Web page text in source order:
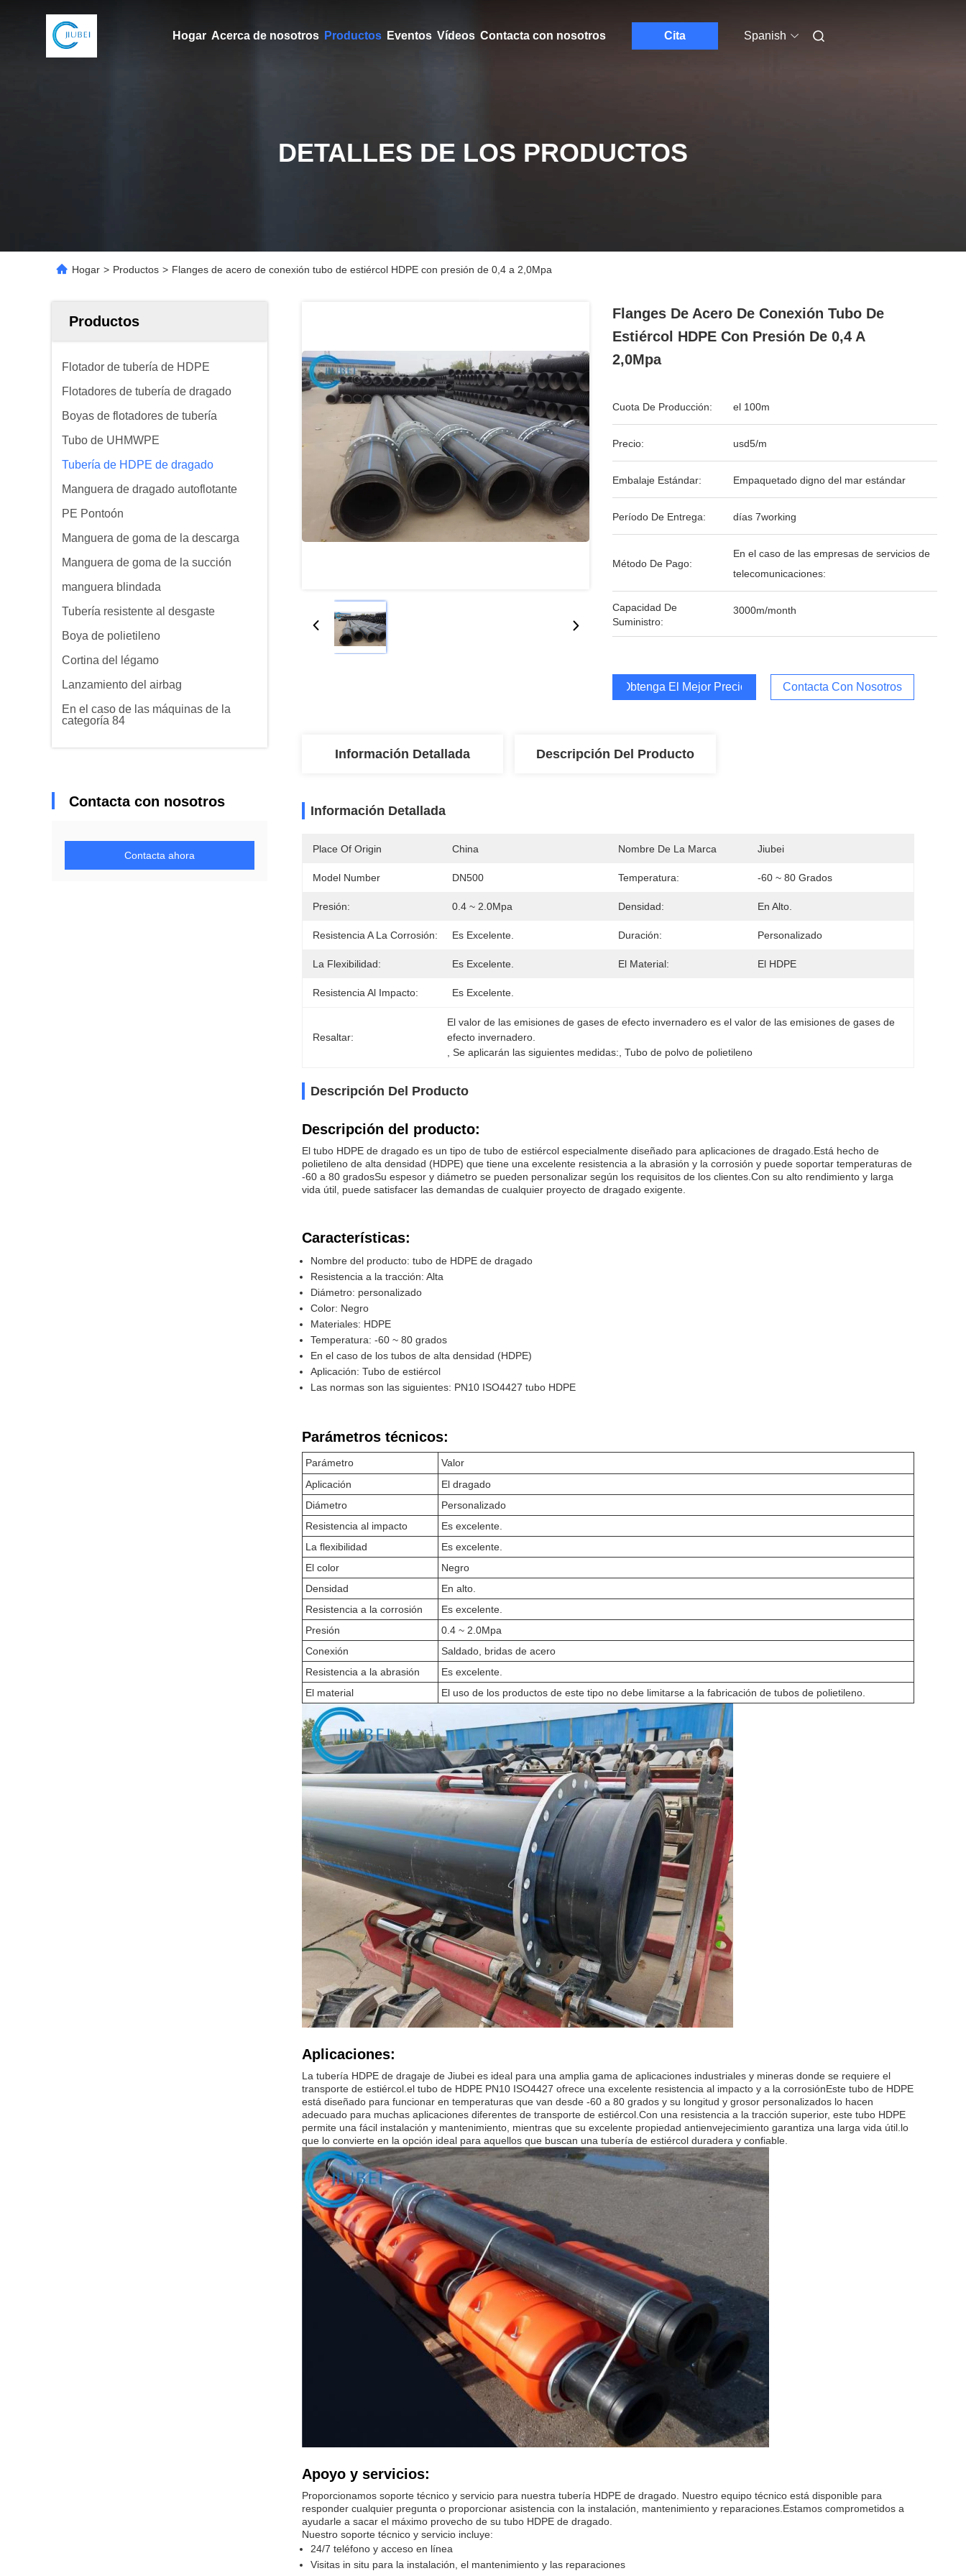
Hogar Acerca de nosotros Productos Eventos Vídeos Contacta con nosotros Cita Spanish
DETALLES DE LOS PRODUCTOS
Hogar > Productos > Flanges de acero de conexión tubo de estiércol HDPE con presión de 0,4 a 2,0Mpa
Productos
Flotador de tubería de HDPE
Flotadores de tubería de dragado
Boyas de flotadores de tubería
Tubo de UHMWPE
Tubería de HDPE de dragado
Manguera de dragado autoflotante
PE Pontoón
Manguera de goma de la descarga
Manguera de goma de la succión
manguera blindada
Tubería resistente al desgaste
Boya de polietileno
Cortina del légamo
Lanzamiento del airbag
En el caso de las máquinas de la
categoría 84
Contacta con nosotros
Contacta ahora
Flanges De Acero De Conexión Tubo De
Estiércol HDPE Con Presión De 0,4 A
2,0Mpa
Cuota De Producción: el 100m
Precio: usd5/m
Embalaje Estándar: Empaquetado digno del mar estándar
Período De Entrega: días 7working
Método De Pago:
En el caso de las empresas de servicios de
telecomunicaciones:
Capacidad De
Suministro:
3000m/month
Obtenga El Mejor Precio Contacta Con Nosotros
Información Detallada Descripción Del Producto
Información Detallada
Place Of Origin China Nombre De La Marca Jiubei
Model Number DN500 Temperatura: -60 ~ 80 Grados
Presión: 0.4 ~ 2.0Mpa Densidad: En Alto.
Resistencia A La Corrosión: Es Excelente. Duración: Personalizado
La Flexibilidad: Es Excelente. El Material: El HDPE
Resistencia Al Impacto: Es Excelente.
Resaltar:
El valor de las emisiones de gases de efecto invernadero es el valor de las emisiones de gases de
efecto invernadero.
, Se aplicarán las siguientes medidas: , Tubo de polvo de polietileno
Descripción Del Producto
Descripción del producto:
El tubo HDPE de dragado es un tipo de tubo de estiércol especialmente diseñado para aplicaciones de dragado.Está hecho de
polietileno de alta densidad (HDPE) que tiene una excelente resistencia a la abrasión y la corrosión y puede soportar temperaturas de
-60 a 80 gradosSu espesor y diámetro se pueden personalizar según los requisitos de los clientes.Con su alto rendimiento y larga
vida útil, puede satisfacer las demandas de cualquier proyecto de dragado exigente.
Características:
Nombre del producto: tubo de HDPE de dragado
Resistencia a la tracción: Alta
Diámetro: personalizado
Color: Negro
Materiales: HDPE
Temperatura: -60 ~ 80 grados
En el caso de los tubos de alta densidad (HDPE)
Aplicación: Tubo de estiércol
Las normas son las siguientes: PN10 ISO4427 tubo HDPE
Parámetros técnicos:
Parámetro
Valor
Aplicación
El dragado
Diámetro
Personalizado
Resistencia al impacto
Es excelente.
La flexibilidad
Es excelente.
El color
Negro
Densidad
En alto.
Resistencia a la corrosión
Es excelente.
Presión
0.4 ~ 2.0Mpa
Conexión
Saldado, bridas de acero
Resistencia a la abrasión
Es excelente.
El material
El uso de los productos de este tipo no debe limitarse a la fabricación de tubos de polietileno.
Aplicaciones:
La tubería HDPE de dragaje de Jiubei es ideal para una amplia gama de aplicaciones industriales y mineras donde se requiere el
transporte de estiércol.el tubo de HDPE PN10 ISO4427 ofrece una excelente resistencia al impacto y a la corrosiónEste tubo de HDPE
está diseñado para funcionar en temperaturas que van desde -60 a 80 grados y su longitud y grosor personalizados lo hacen
adecuado para muchas aplicaciones diferentes de transporte de estiércol.Con una resistencia a la tracción superior, este tubo HDPE
permite una fácil instalación y mantenimiento, mientras que su excelente propiedad antienvejecimiento garantiza una larga vida útil.lo
que lo convierte en la opción ideal para aquellos que buscan una tubería de estiércol duradera y confiable.
Apoyo y servicios:
Proporcionamos soporte técnico y servicio para nuestra tubería HDPE de dragado. Nuestro equipo técnico está disponible para
responder cualquier pregunta o proporcionar asistencia con la instalación, mantenimiento y reparaciones.Estamos comprometidos a
ayudarle a sacar el máximo provecho de su tubo HDPE de dragado.
Nuestro soporte técnico y servicio incluye:
24/7 teléfono y acceso en línea
Visitas in situ para la instalación, el mantenimiento y las reparaciones